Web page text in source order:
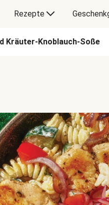
Rezepte
Kräuter-Knoblauch-Soße